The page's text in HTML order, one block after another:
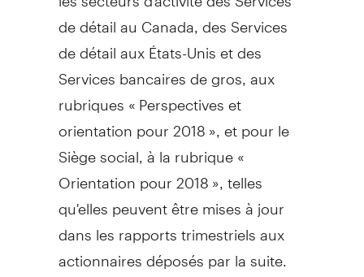
de détail au Canada , des Services
de détail aux États-Unis et des
Services bancaires de gros, aux
rubriques « Perspectives et
orientation pour 2018 », et pour le
Siège social, à la rubrique «
Orientation pour 2018 », telles
qu'elles peuvent être mises à jour
dans les rapports trimestriels aux
actionnaires déposés par la suite.